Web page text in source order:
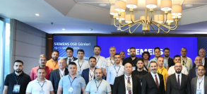
Ağır Sanayi Çözümleri